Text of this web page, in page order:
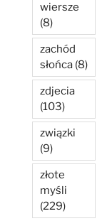
wiersze
(8)
zachód
słońca (8)
zdjecia
(103)
związki
(9)
złote
myśli
(229)